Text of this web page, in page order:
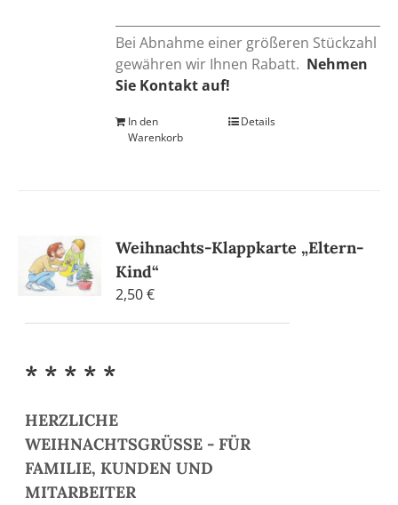
Bei Abnahme einer größeren Stückzahl
gewähren wir Ihnen Rabatt. Nehmen
Sie Kontakt auf!
In den
Warenkorb
Details
Weihnachts-Klappkarte „Eltern-
Kind“
2,50€
* * * * *
HERZLICHE
WEIHNACHTSGRÜSSE - FÜR
FAMILIE, KUNDEN UND
MITARBEITER